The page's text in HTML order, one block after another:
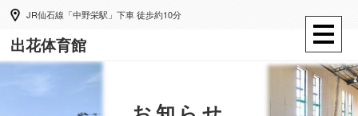
JR仙石線「中野栄駅」下車 徒歩約10分
出花体育館